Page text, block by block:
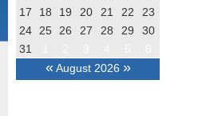
« August 2026 »
17
18 19 20 21 22
23
24
25 26 27 28 29
30
31